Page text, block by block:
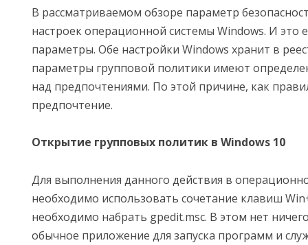
В рассматриваемом обзоре параметр
настроек операционной системы Windows. И это
параметры. Обе настройки Windows хранит в
параметры групповой политики имеют
над предпочтениями. По этой причине, как
предпочтение.
Открытие групповых политик в Windows 10
Для выполнения данного действия в
необходимо использовать сочетание клавиш
необходимо набрать gpedit.msc. В этом нет
обычное приложение для запуска программ и